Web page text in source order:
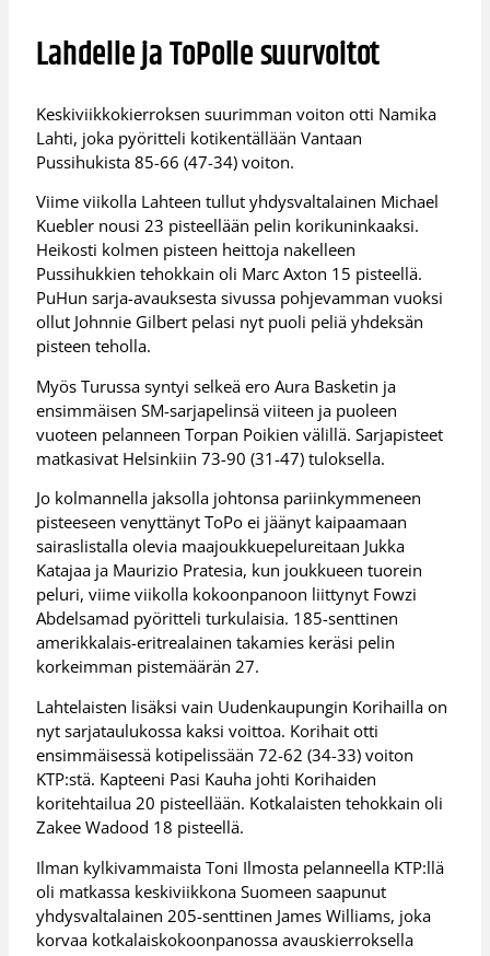
Lahdelle ja ToPolle suurvoitot
Keskiviikkokierroksen suurimman voiton otti Namika
Lahti, joka pyöritteli kotikentällään Vantaan
Pussihukista 85-66 (47-34) voiton.
Viime viikolla Lahteen tullut yhdysvaltalainen Michael
Kuebler nousi 23 pisteellään pelin korikuninkaaksi.
Heikosti kolmen pisteen heittoja nakelleen
Pussihukkien tehokkain oli Marc Axton 15 pisteellä.
PuHun sarja-avauksesta sivussa pohjevamman vuoksi
ollut Johnnie Gilbert pelasi nyt puoli peliä yhdeksän
pisteen teholla.
Myös Turussa syntyi selkeä ero Aura Basketin ja
ensimmäisen SM-sarjapelinsä viiteen ja puoleen
vuoteen pelanneen Torpan Poikien välillä. Sarjapisteet
matkasivat Helsinkiin 73-90 (31-47) tuloksella.
Jo kolmannella jaksolla johtonsa pariinkymmeneen
pisteeseen venyttänyt ToPo ei jäänyt kaipaamaan
sairaslistalla olevia maajoukkuepelureitaan Jukka
Katajaa ja Maurizio Pratesia, kun joukkueen tuorein
peluri, viime viikolla kokoonpanoon liittynyt Fowzi
Abdelsamad pyöritteli turkulaisia. 185-senttinen
amerikkalais-eritrealainen takamies keräsi pelin
korkeimman pistemäärän 27.
Lahtelaisten lisäksi vain Uudenkaupungin Korihailla on
nyt sarjataulukossa kaksi voittoa. Korihait otti
ensimmäisessä kotipelissään 72-62 (34-33) voiton
KTP:stä. Kapteeni Pasi Kauha johti Korihaiden
koritehtailua 20 pisteellään. Kotkalaisten tehokkain oli
Zakee Wadood 18 pisteellä.
Ilman kylkivammaista Toni Ilmosta pelanneella KTP:llä
oli matkassa keskiviikkona Suomeen saapunut
yhdysvaltalainen 205-senttinen James Williams, joka
korvaa kotkalaiskokoonpanossa avauskierroksella